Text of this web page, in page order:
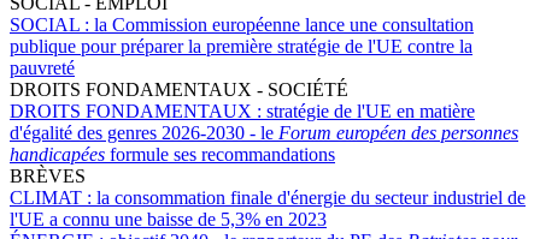
SOCIAL : la Commission européenne lance une consultation
publique pour préparer la première stratégie de l'UE contre la
pauvreté
DROITS FONDAMENTAUX - SOCIÉTÉ
DROITS FONDAMENTAUX : stratégie de l'UE en matière
d'égalité des genres 2026-2030 - le Forum européen des personnes
handicapées formule ses recommandations
BRÈVES
CLIMAT : la consommation finale d'énergie du secteur industriel de
l'UE a connu une baisse de 5,3% en 2023